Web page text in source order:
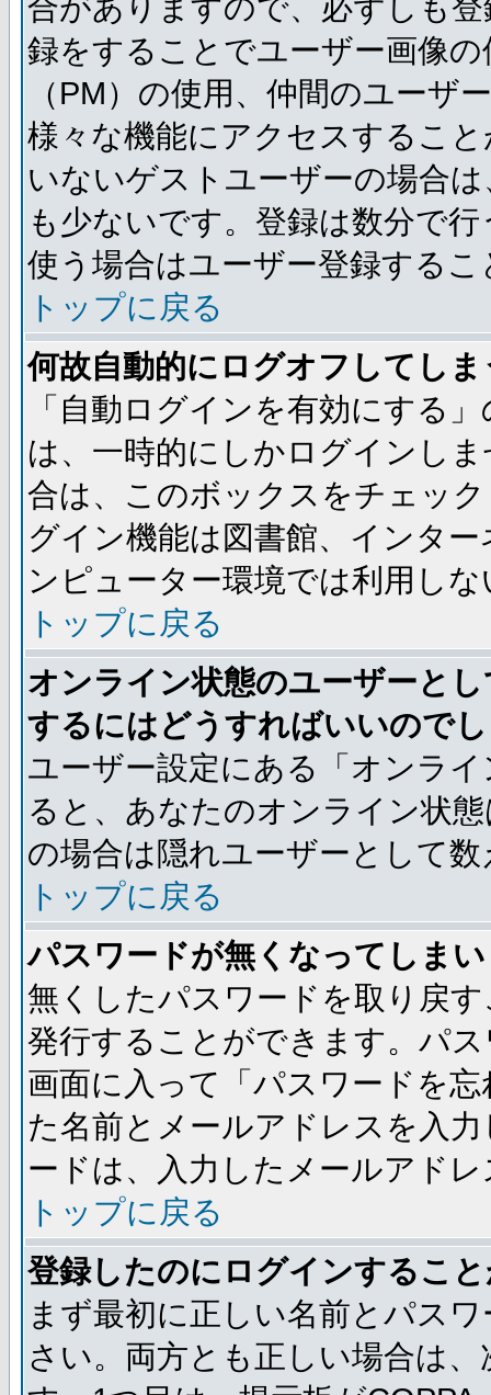
合がありますので、必ずしも
録をすることでユーザー画像
（PM）の使用、仲間のユーザ
様々な機能にアクセスするこ
いないゲストユーザーの場合
も少ないです。登録は数分で
使う場合はユーザー登録する
トップに戻る
何故自動的にログオフしてし
「自動ログインを有効にする
は、一時的にしかログインし
合は、このボックスをチェッ
グイン機能は図書館、インタ
ンピューター環境では利用し
トップに戻る
オンライン状態のユーザーと
するにはどうすればいいので
ユーザー設定にある「オンラ
ると、あなたのオンライン状
の場合は隠れユーザーとして
トップに戻る
パスワードが無くなってしま
無くしたパスワードを取り戻
発行することができます。パ
画面に入って「パスワードを
た名前とメールアドレスを入
ードは、入力したメールアド
トップに戻る
登録したのにログインするこ
まず最初に正しい名前とパス
さい。両方とも正しい場合は